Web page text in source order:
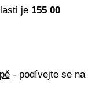
je 155 00
- podívejte se na